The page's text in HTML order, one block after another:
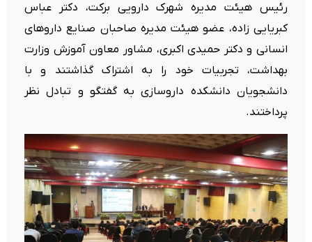
رئیس هیئت مدیره شهرک دارویی برکت، دکتر عباس
کبریایی زاده، عضو هیئت مدیره صاحبان صنایع داروهای
انسانی و دکتر حمیدی اکبری، مشاور معاون آموزش وزارت
بهداشت، تجربیات خود را به اشتراک گذاشتند و با
دانشجویان دانشکده داروسازی به گفتگو و تبادل نظر
پرداختند.